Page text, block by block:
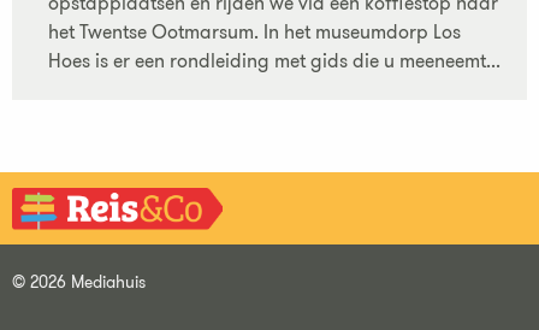
het Twentse Ootmarsum. In het museumdorp Los
Hoes is er een rondleiding met gids die u meeneemt...
© 2026 Mediahuis